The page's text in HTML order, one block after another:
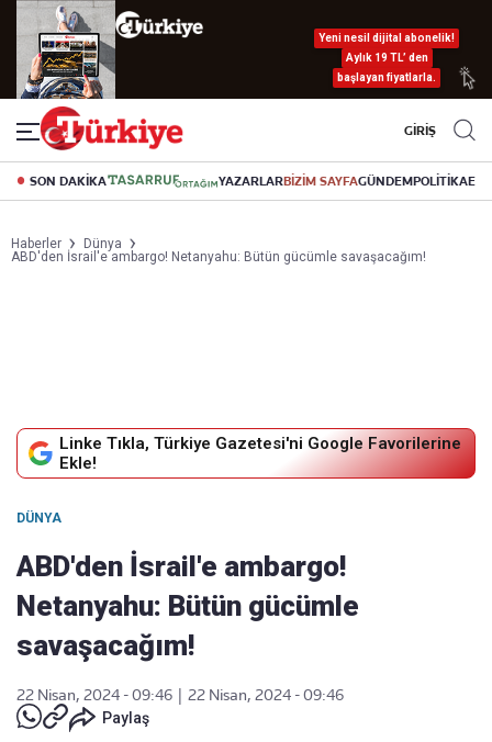
Yeni nesil dijital abonelik!
Aylık 19 TL’ den
başlayan fiyatlarla.
GİRİŞ
SON DAKİKA YAZARLARBİZİM SAYFAGÜNDEMPOLİTİKA
Haberler
Dünya
ABD'den İsrail'e ambargo! Netanyahu: Bütün gücümle savaşacağım!
Linke Tıkla, Türkiye Gazetesi'ni Google Favorilerine
Ekle!
DÜNYA
ABD'den İsrail'e ambargo!
Netanyahu: Bütün gücümle
savaşacağım!
22 Nisan, 2024 - 09:46
22 Nisan, 2024 - 09:46
Paylaş